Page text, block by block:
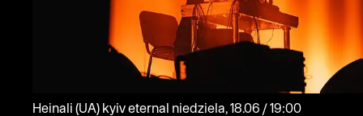
Heinali (UA) kyiv eternal
niedziela, 18.06 / 19:00